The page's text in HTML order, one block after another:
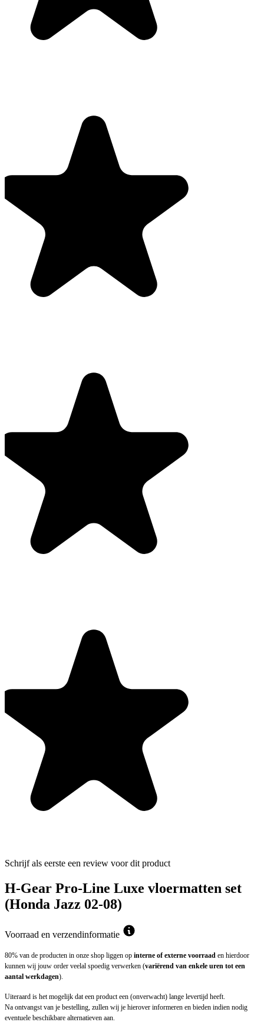
Schrijf als eerste een review voor dit product
H-Gear Pro-Line Luxe vloermatten set
(Honda Jazz 02-08)
Voorraad en verzendinformatie
80% van de producten in onze shop liggen op interne of externe voorraad en hierdoor
kunnen wij jouw order veelal spoedig verwerken (variërend van enkele uren tot een
aantal werkdagen).
Uiteraard is het mogelijk dat een product een (onverwacht) lange levertijd heeft.
Na ontvangst van je bestelling, zullen wij je hierover informeren en bieden indien nodig
eventuele beschikbare alternatieven aan.